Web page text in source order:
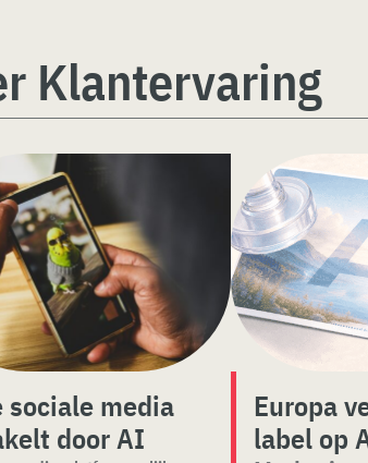
Klantervaring
sociale media
door AI
Europa
label op